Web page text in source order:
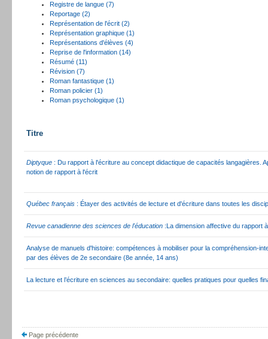
Registre de langue (7)
Reportage (2)
Représentation de l'écrit (2)
Représentation graphique (1)
Représentations d'élèves (4)
Reprise de l'information (14)
Résumé (11)
Révision (7)
Roman fantastique (1)
Roman policier (1)
Roman psychologique (1)
Titre
Diptyque : Du rapport à l'écriture au concept didactique de capacités langagières.
notion de rapport à l'écrit
Québec français : Étayer des activités de lecture et d'écriture dans toutes les
Revue canadienne des sciences de l'éducation :La dimension affective du rapport
Analyse de manuels d'histoire: compétences à mobiliser pour la compréhension-
par des élèves de 2e secondaire (8e année, 14 ans)
La lecture et l’écriture en sciences au secondaire: quelles pratiques pour quelles
Page précédente